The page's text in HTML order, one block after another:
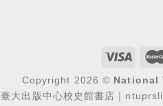
Copyright 2026 © National
臺大出版中心校史館書店｜